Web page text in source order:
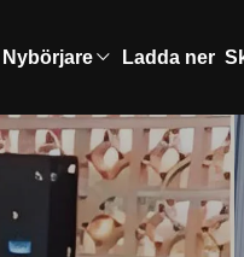
Nybörjare Ladda ner